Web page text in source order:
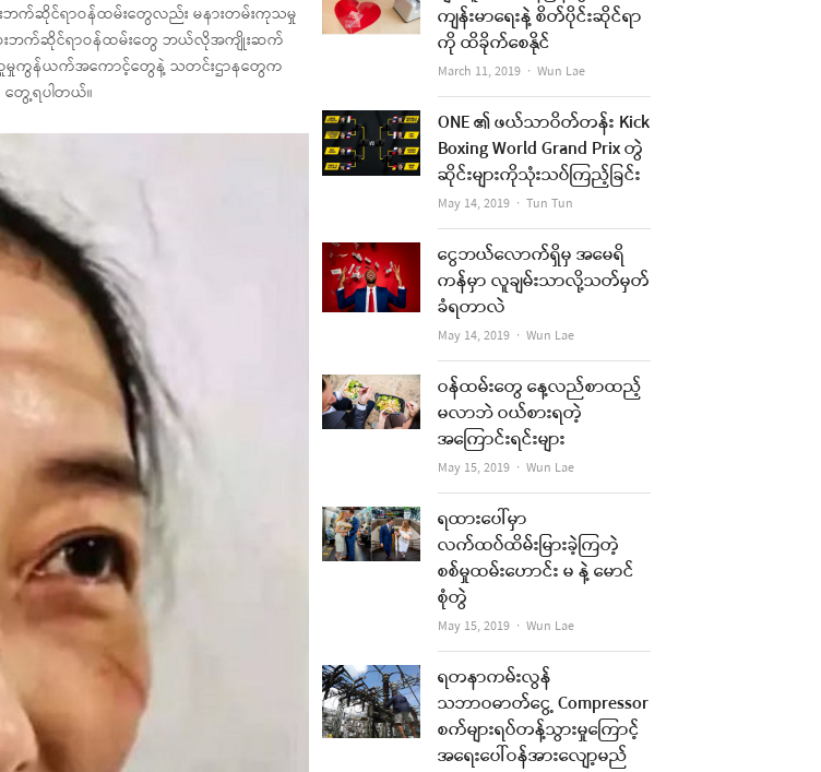
ဘက်ဆိုင်ရာဝန်ထမ်းတွေလည်း မနားတမ်းကုသမှု
းဘက်ဆိုင်ရာဝန်ထမ်းတွေ ဘယ်လိုအကျိုးဆက်
လူမှုကွန်ယက်အကောင့်တွေနဲ့ သတင်းဌာနတွေက
ေ့ရပါတယ်။
ကျန်းမာရေးနဲ့ စိတ်ပိုင်းဆိုင်ရာ
ကို ထိခိုက်စေနိုင်
March 11, 2019 Author
Wun Lae
ONE ၏ ဖယ်သာဝိတ်တန်း Kick
Boxing World Grand Prix တွဲ
ဆိုင်းများကိုသုံးသပ်ကြည့်ခြင်း
May 14, 2019 Author
Tun Tun
ငွေဘယ်လောက်ရှိမှ အမေရိ
ကန်မှာ လူချမ်းသာလို့သတ်မှတ်
ခံရတာလဲ
May 14, 2019 Author
Wun Lae
ဝန်ထမ်းတွေ နေ့လည်စာထည့်
မလာဘဲ ဝယ်စားရတဲ့
အကြောင်းရင်းများ
May 15, 2019 Author
Wun Lae
ရထားပေါ်မှာ
လက်ထပ်ထိမ်းမြားခဲ့ကြတဲ့
စစ်မှုထမ်းဟောင်း မ နဲ့ မောင်
စုံတွဲ
May 15, 2019 Author
Wun Lae
ရတနာကမ်းလွန်
သဘာဝဓာတ်ငွေ့ Compressor
စက်များရပ်တန့်သွားမှုကြောင့်
အရေးပေါ်ဝန်အားလျော့မည်